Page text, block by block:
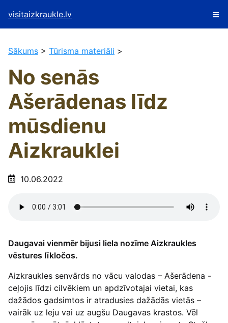
visitaizkraukle.lv
Sākums > Tūrisma materiāli >
No senās
Ašerādenas līdz
mūsdienu
Aizkrauklei
10.06.2022
Daugavai vienmēr bijusi liela nozīme Aizkraukles
vēstures līkločos.
Aizkraukles senvārds no vācu valodas – Ašerādena -
ceļojis līdzi cilvēkiem un apdzīvotajai vietai, kas
dažādos gadsimtos ir atradusies dažādās vietās –
vairāk uz leju vai uz augšu Daugavas krastos. Vēl